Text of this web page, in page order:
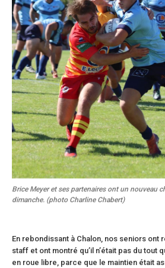
Brice Meyer et ses partenaires ont un nouveau
dimanche. (photo Charline Chabert)
En rebondissant à Chalon, nos seniors ont
staff et ont montré qu’il n’était pas du tout
en roue libre, parce que le maintien était